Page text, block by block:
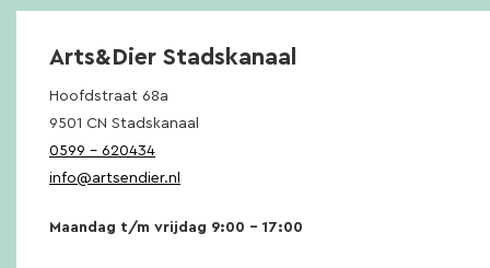
Arts&Dier Stadskanaal
Hoofdstraat 68a
9501 CN Stadskanaal
0599 – 620434
info@artsendier.nl
Maandag t/m vrijdag 9:00 – 17:00